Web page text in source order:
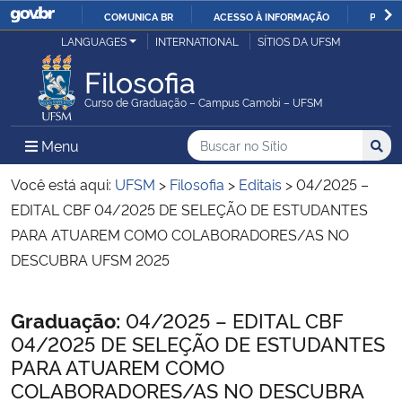
IR
COMUNICA BR ACESSO À INFORMAÇÃO
Ministério da Justiça e Segurança Pública
Ministério da Defesa
Ministério das Relações Exteriores
Ministério da Economia
Ministério da Agricultura, Pecuária e Abastecimento
Ministério da Educação
LANGUAGES INTERNATIONAL SÍTIOS DA UFSM
Filosofia
Curso de Graduação – Campus Camobi – UFSM
Menu Menu Principal do Sítio
Busca
Buscar no no Sítio
Busca:
Você está aqui: UFSM > Filosofia > Editais >04/2025 –
EDITAL CBF 04/2025 DE SELEÇÃO DE ESTUDANTES
PARA ATUAREM COMO COLABORADORES/AS NO
DESCUBRA UFSM 2025
Início do conteúdo
Graduação: 04/2025 – EDITAL CBF
04/2025 DE SELEÇÃO DE ESTUDANTES
PARA ATUAREM COMO
COLABORADORES/AS NO DESCUBRA